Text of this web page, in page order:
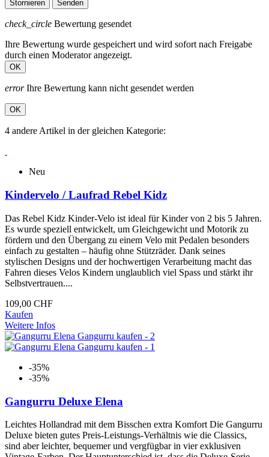
Stornieren Senden
check_circle Bewertung gesendet
Ihre Bewertung wurde gespeichert und wird sofort nach Freigabe
durch einen Moderator angezeigt.
OK
errorIhre Bewertung kann nicht gesendet werden
OK
4 andere Artikel in der gleichen Kategorie:
Neu
Kindervelo / Laufrad Rebel Kidz
Das Rebel Kidz Kinder-Velo ist ideal für Kinder von 2 bis 5 Jahren.
Es wurde speziell entwickelt, um Gleichgewicht und Motorik zu
fördern und den Übergang zu einem Velo mit Pedalen besonders
einfach zu gestalten – häufig ohne Stützräder. Dank seines
stylischen Designs und der hochwertigen Verarbeitung macht das
Fahren dieses Velos Kindern unglaublich viel Spass und stärkt ihr
Selbstvertrauen....
109,00 CHF
Kaufen
Weitere Infos
-35%
-35%
Gangurru Deluxe Elena
Leichtes Hollandrad mit dem Bisschen extra Komfort Die Gangurru
Deluxe bieten gutes Preis-Leistungs-Verhältnis wie die Classics,
sind aber leichter, bequemer und vergfügbar in vier exklusiven